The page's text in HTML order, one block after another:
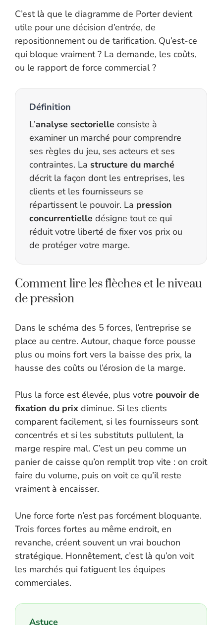
C’est là que le diagramme de Porter devient
utile pour une décision d’entrée, de
repositionnement ou de tarification. Qu’est-ce
qui bloque vraiment ? La demande, les coûts,
ou le rapport de force commercial ?
Définition
L’analyse sectorielle consiste à
examiner un marché pour comprendre
ses règles du jeu, ses acteurs et ses
contraintes. La structure du marché
décrit la façon dont les entreprises, les
clients et les fournisseurs se
répartissent le pouvoir. La pression
concurrentielle désigne tout ce qui
réduit votre liberté de fixer vos prix ou
de protéger votre marge.
Comment lire les flèches et le niveau
de pression
Dans le schéma des 5 forces, l’entreprise se
place au centre. Autour, chaque force pousse
plus ou moins fort vers la baisse des prix, la
hausse des coûts ou l’érosion de la marge.
Plus la force est élevée, plus votre pouvoir de
fixation du prix diminue. Si les clients
comparent facilement, si les fournisseurs sont
concentrés et si les substituts pullulent, la
marge respire mal. C’est un peu comme un
panier de caisse qu’on remplit trop vite : on croit
faire du volume, puis on voit ce qu’il reste
vraiment à encaisser.
Une force forte n’est pas forcément bloquante.
Trois forces fortes au même endroit, en
revanche, créent souvent un vrai bouchon
stratégique. Honnêtement, c’est là qu’on voit
les marchés qui fatiguent les équipes
commerciales.
Astuce